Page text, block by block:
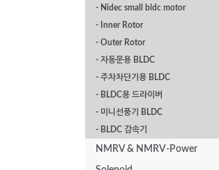
- Nidec small bldc motor
- Inner Rotor
- Outer Rotor
- 자동문용 BLDC
- 주차차단기용 BLDC
- BLDC용 드라이버
- 미니선풍기 BLDC
- BLDC 감속기
NMRV & NMRV-Power